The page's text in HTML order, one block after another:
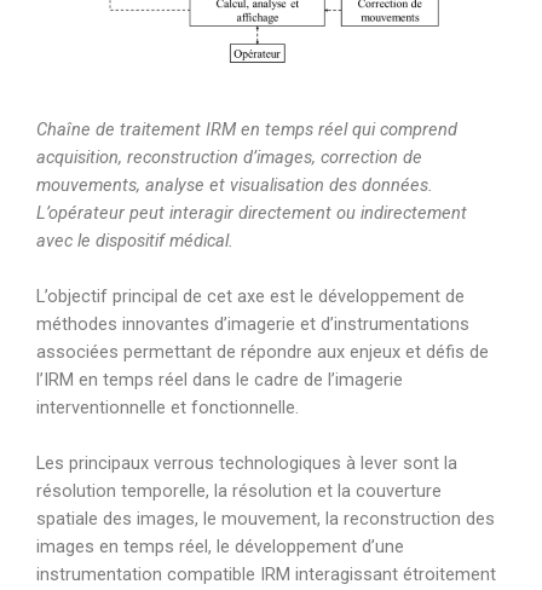
Chaîne de traitement IRM en temps réel qui comprend
acquisition, reconstruction d’images, correction de
mouvements, analyse et visualisation des données.
L’opérateur peut interagir directement ou indirectement
avec le dispositif médical.
L’objectif principal de cet axe est le développement de
méthodes innovantes d’imagerie et d’instrumentations
associées permettant de répondre aux enjeux et défis de
l’IRM en temps réel dans le cadre de l’imagerie
interventionnelle et fonctionnelle.
Les principaux verrous technologiques à lever sont la
résolution temporelle, la résolution et la couverture
spatiale des images, le mouvement, la reconstruction des
images en temps réel, le développement d’une
instrumentation compatible IRM interagissant étroitement